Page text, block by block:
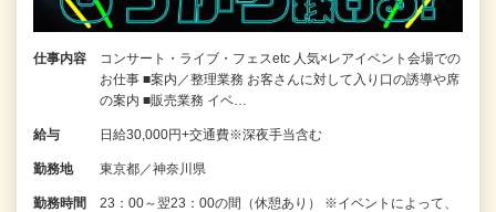
仕事内容
コンサート・ライブ・フェスetc 人気×レアイベント会場での
お仕事 ■案内／整理業務 お客さんに対して入り口の誘導や席
の案内 ■販売業務 イベ…
給与 日給30,000円+交通費※深夜手当含む
勤務地 東京都／神奈川県
勤務時間
23：00～翌23：00の間（休憩あり） ※イベントによって、